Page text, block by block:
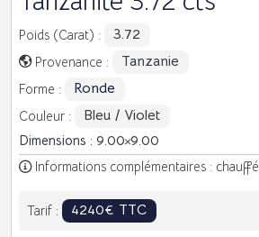
Poids (Carat) : 3.72
Provenance : Tanzanie
Forme : Ronde
Couleur : Bleu / Violet
Dimensions : 9.00 9.00
Informations complémentaires : chauffé
Tarif : 4240€ TTC